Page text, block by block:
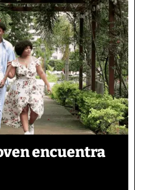
encuentra